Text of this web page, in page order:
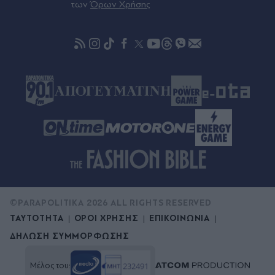
Χανιά: 24χρονος φέρεται να κλείδωσε 17χρονη
φωνάζει "βοήθεια"
τωνΌρων Χρήσης
ΤΑΥΤΟΤΗΤΑ ΟΡΟΙ ΧΡΗΣΗΣ
ΕΠΙΚΟΙΝΩΝΙΑ
ΔΗΛΩΣΗ ΣΥΜΜΟΡΦΩΣΗΣ
©PARAPOLITIKA 2026 ALL RIGHTS RESERVED
Μέλος του: